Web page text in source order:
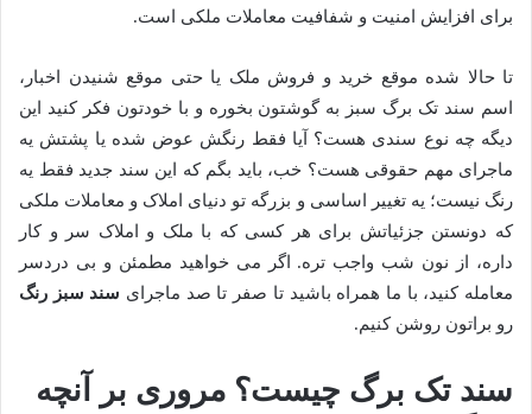
برای افزایش امنیت و شفافیت معاملات ملکی است.
تا حالا شده موقع خرید و فروش ملک یا حتی موقع شنیدن اخبار،
اسم سند تک برگ سبز به گوشتون بخوره و با خودتون فکر کنید این
دیگه چه نوع سندی هست؟ آیا فقط رنگش عوض شده یا پشتش یه
ماجرای مهم حقوقی هست؟ خب، باید بگم که این سند جدید فقط یه
رنگ نیست؛ یه تغییر اساسی و بزرگه تو دنیای املاک و معاملات ملکی
که دونستن جزئیاتش برای هر کسی که با ملک و املاک سر و کار
داره، از نون شب واجب تره. اگر می خواهید مطمئن و بی دردسر
معامله کنید، با ما همراه باشید تا صفر تا صد ماجرای سند سبز رنگ
رو براتون روشن کنیم.
سند تک برگ چیست؟ مروری بر آنچه